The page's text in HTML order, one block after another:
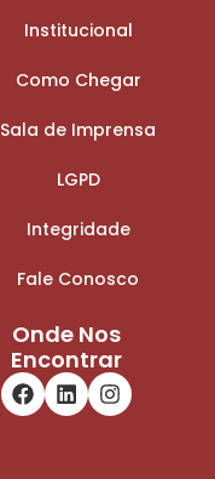
Institucional
Como Chegar
Sala de Imprensa
LGPD
Integridade
Fale Conosco
Onde Nos
Encontrar